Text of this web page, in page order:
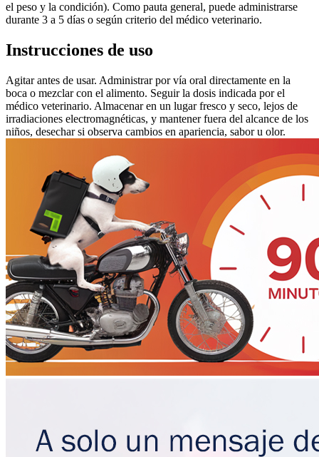
el peso y la condición). Como pauta general, puede administrarse
durante 3 a 5 días o según criterio del médico veterinario.
Instrucciones de uso
Agitar antes de usar. Administrar por vía oral directamente en la
boca o mezclar con el alimento. Seguir la dosis indicada por el
médico veterinario. Almacenar en un lugar fresco y seco, lejos de
irradiaciones electromagnéticas, y mantener fuera del alcance de los
niños, desechar si observa cambios en apariencia, sabor u olor.